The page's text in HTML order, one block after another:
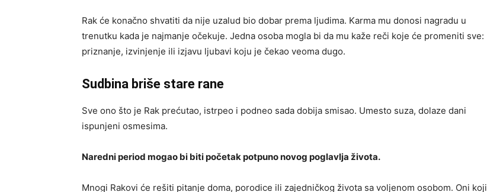
Rak će konačno shvatiti da nije uzalud bio dobar prema ljudima. Karma mu donosi nagradu u
trenutku kada je najmanje očekuje. Jedna osoba mogla bi da mu kaže reči koje će promeniti sve:
priznanje, izvinjenje ili izjavu ljubavi koju je čekao veoma dugo.
Sudbina briše stare rane
Sve ono što je Rak prećutao, istrpeo i podneo sada dobija smisao. Umesto suza, dolaze dani
ispunjeni osmesima.
Naredni period mogao bi biti početak potpuno novog poglavlja života.
Mnogi Rakovi će rešiti pitanje doma, porodice ili zajedničkog života sa voljenom osobom. Oni koji